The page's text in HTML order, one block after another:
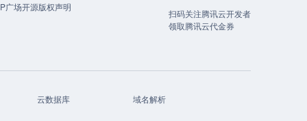
广场开源版权声明
扫码关注腾讯云开发者
领取腾讯云代金券
云数据库 域名解析